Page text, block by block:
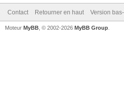
Contact Retourner en haut Version
Moteur MyBB , © 2002-2026 MyBB Group